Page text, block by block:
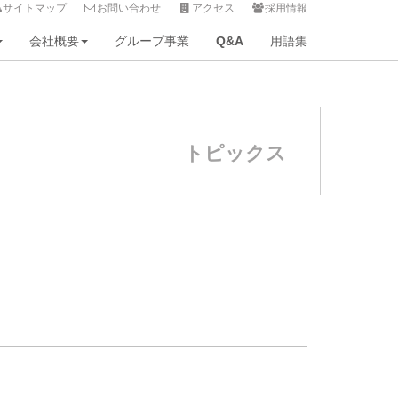
サイトマップ お問い合わせ アクセス 採用情報
会社概要 グループ事業 Q&A 用語集
トピックス